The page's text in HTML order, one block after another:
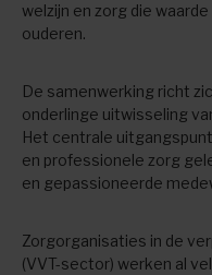
welzijn en zorg die
ouderen.
De samenwerking richt
onderlinge uitwisseling
Het centrale
en professionele zorg
en gepassioneerde
Zorgorganisaties in de
(VVT-sector) werken al